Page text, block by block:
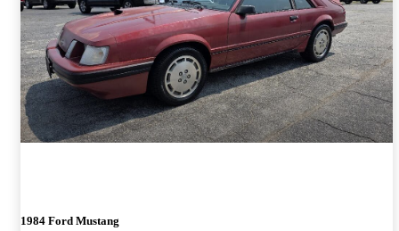
1984 Ford Mustang